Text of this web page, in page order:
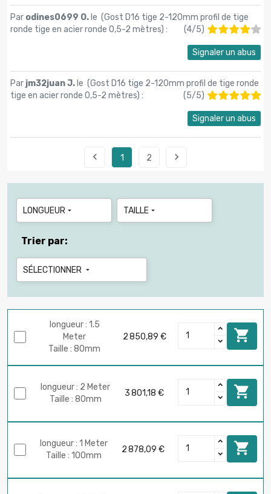
Par odines0699 O. le (Gost D16 tige 2-120mm profil de tige
ronde tige en acier ronde 0,5-2 mètres) : (4/5)
Signaler un abus
Par jm32juan J. le (Gost D16 tige 2-120mm profil de tige ronde
tige en acier ronde 0,5-2 mètres) : (5/5)
Signaler un abus
 1 2 
LONGUEUR  TAILLE 
Trier par:
SÉLECTIONNER 
longueur : 1.5
Meter
Taille : 80mm
2 850,89 € 
longueur : 2 Meter
Taille : 80mm
3 801,18 € 
longueur : 1 Meter
Taille : 100mm
2 878,09 € 